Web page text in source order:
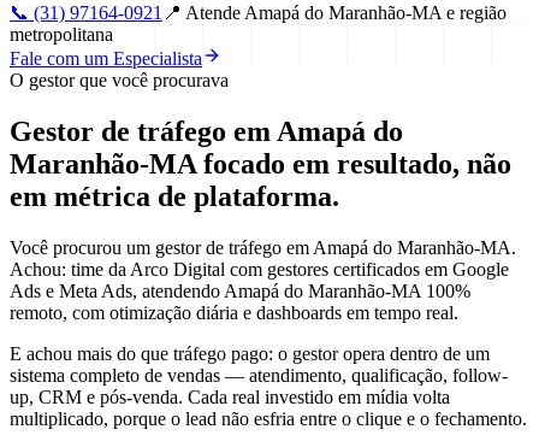
📞 (31) 97164-0921 📍 Atende Amapá do Maranhão-MA e região
metropolitana
Fale com um Especialista
O gestor que você procurava
Gestor de tráfego em Amapá do
Maranhão-MA focado em resultado, não
em métrica de plataforma.
Você procurou um gestor de tráfego em Amapá do Maranhão-MA.
Achou: time da Arco Digital com gestores certificados em Google
Ads e Meta Ads, atendendo Amapá do Maranhão-MA 100%
remoto, com otimização diária e dashboards em tempo real.
E achou mais do que tráfego pago: o gestor opera dentro de um
sistema completo de vendas — atendimento, qualificação, follow-
up, CRM e pós-venda. Cada real investido em mídia volta
multiplicado, porque o lead não esfria entre o clique e o fechamento.